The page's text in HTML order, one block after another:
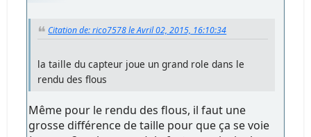
Citation de: rico7578 le Avril 02, 2015, 16:10:34
la taille du capteur joue un grand role dans le
rendu des flous
Même pour le rendu des flous, il faut une
grosse différence de taille pour que ça se voie